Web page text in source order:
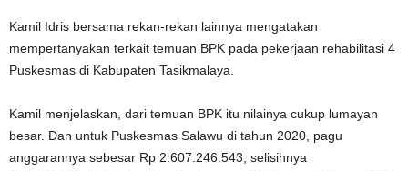
Kamil Idris bersama rekan-rekan lainnya mengatakan
mempertanyakan terkait temuan BPK pada pekerjaan rehabilitasi 4
Puskesmas di Kabupaten Tasikmalaya.
Kamil menjelaskan, dari temuan BPK itu nilainya cukup lumayan
besar. Dan untuk Puskesmas Salawu di tahun 2020, pagu
anggarannya sebesar Rp 2.607.246.543, selisihnya